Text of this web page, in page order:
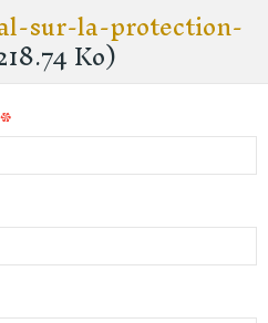
sur-la-protection-
Ko)